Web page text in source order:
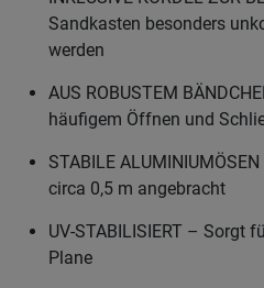
Sandkasten besonders
werden
AUS ROBUSTEM
häufigem Öffnen und
STABILE
circa 0,5 m angebracht
UV-STABILISIERT – Sorgt
Plane